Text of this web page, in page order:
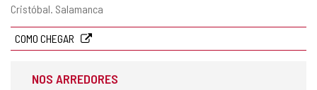
Endereço
Cristóbal. Salamanca
COMO CHEGAR
NOS ARREDORES